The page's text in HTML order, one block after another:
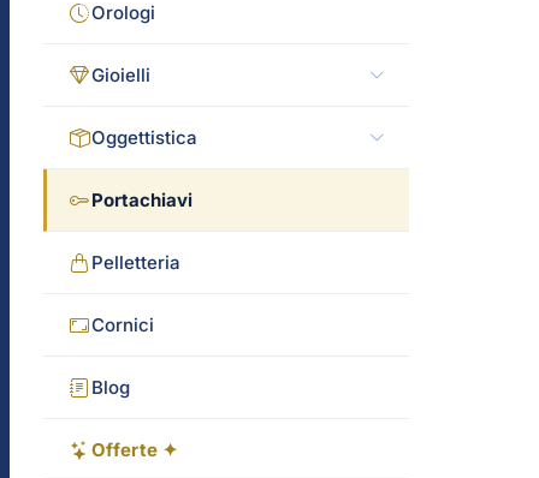
Orologi
Gioielli
Oggettistica
Portachiavi
Pelletteria
Cornici
Blog
Offerte ✦